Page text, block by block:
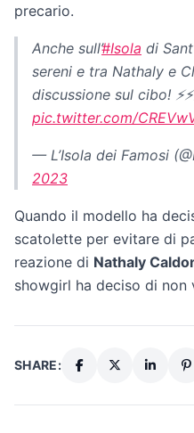
precario.
Anche sull’#Isola di
sereni e tra Nathaly e
discussione sul cibo!
pic.twitter.com/
— L’Isola dei Famosi
2023
Quando il modello ha
scatolette per evitare di
reazione di Nathaly
showgirl ha deciso di
SHARE: